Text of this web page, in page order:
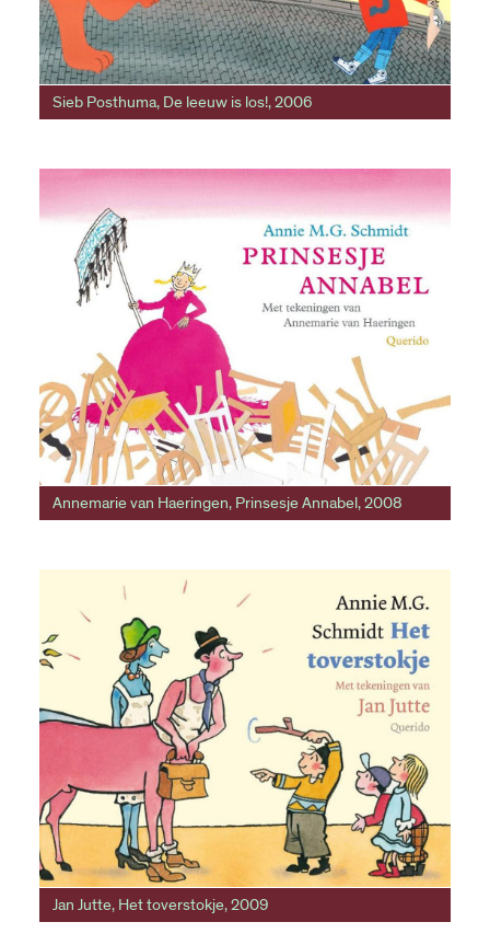
Sieb Posthuma, De leeuw is los!, 2006
Annemarie van Haeringen, Prinsesje Annabel, 2008
Jan Jutte, Het toverstokje, 2009